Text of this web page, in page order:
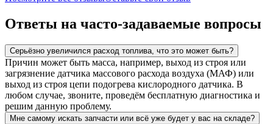
Ответы на часто-задаваемые вопросы
Серьёзно увеличился расход топлива, что это может быть?
Причин может быть масса, например, выход из строя или
загрязнение датчика массового расхода воздуха (МАФ) или
выход из строя цепи подогрева кислородного датчика. В
любом случае, звоните, проведём бесплатную диагностика и
решим данную проблему.
Мне самому искать запчасти или всё уже будет у вас на складе?